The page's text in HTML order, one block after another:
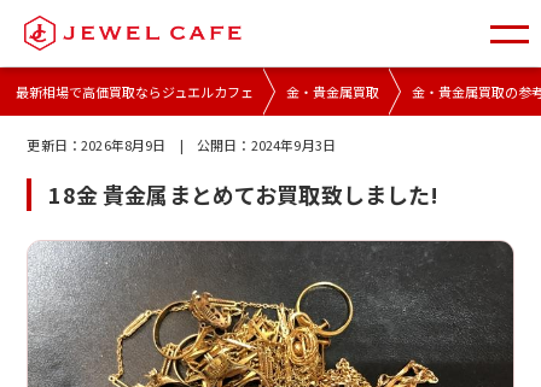
最新相場で高価買取ならジュエルカフェ 金・貴金属買取 金・貴金属買取の参
更新日：2026年8月9日 | 公開日： 2024年9月3日
18金 貴金属まとめてお買取致しました!